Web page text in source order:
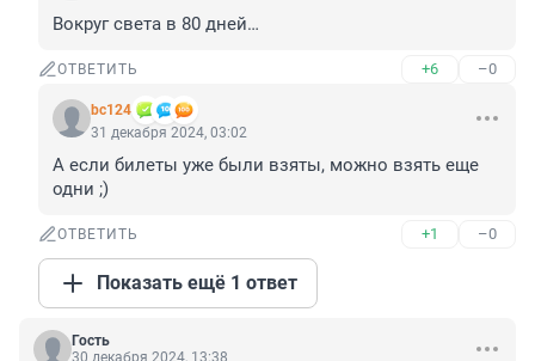
Вокруг света в 80 дней…
ОТВЕТИТЬ +6 –0
bc124
31 декабря 2024, 03:02
А если билеты уже были взяты, можно взять еще
одни ;)
ОТВЕТИТЬ +1 –0
Показать ещё 1 ответ
Гость
30 декабря 2024, 13:38